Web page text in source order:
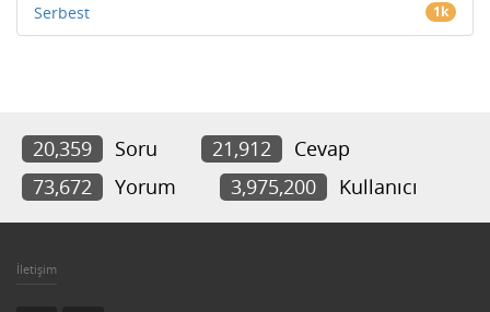
Serbest 1k
20,359 Soru 21,912
Cevap
73,672
Yorum 3,975,200 Kullanıcı
İletişim